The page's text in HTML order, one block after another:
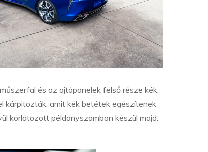
és az ajtópanelek felső része kék,
kárpitozták, amit kék betétek egészítenek
korlátozott példányszámban készül majd.